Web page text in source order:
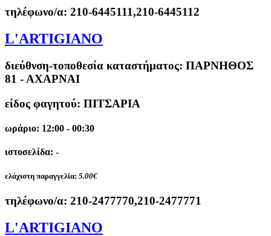
τηλέφωνο/α: 210-6445111,210-6445112
L'ARTIGIANO
διεύθνση-τοποθεσία καταστήματος: ΠΑΡΝΗΘΟΣ
81 - ΑΧΑΡΝΑΙ
είδος φαγητού: ΠΙΤΣΑΡΙΑ
ωράριο: 12:00 - 00:30
ιστοσελίδα: -
ελάχιστη παραγγελία: 5.00€
τηλέφωνο/α: 210-2477770,210-2477771
L'ARTIGIANO